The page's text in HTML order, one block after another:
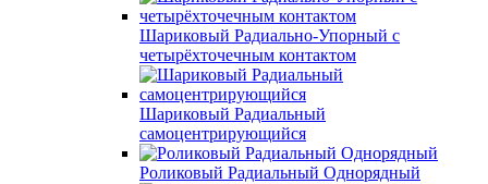
Шариковый Радиально-Упорный с
четырёхточечным контактом
Шариковый Радиальный
самоцентрирующийся
Роликовый Радиальный Однорядный